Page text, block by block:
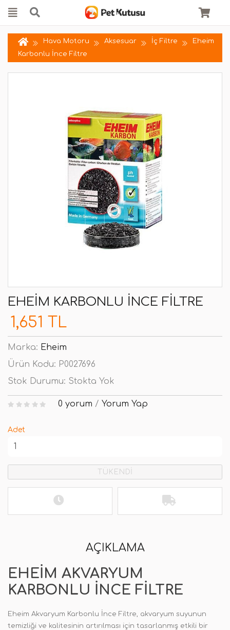
Hava Motoru Aksesuar İç Filtre
Eheim
Karbonlu İnce Filtre
EHEIM KARBONLU İNCE FILTRE
1,651 TL
Marka: Eheim
Ürün Kodu: P0027696
Stok Durumu: Stokta Yok
0 yorum / Yorum Yap
Adet
TÜKENDİ
AÇIKLAMA
EHEIM AKVARYUM
KARBONLU İNCE FILTRE
Eheim Akvaryum Karbonlu İnce Filtre, akvaryum suyunun
temizliği ve kalitesinin artırılması için tasarlanmış etkili bir